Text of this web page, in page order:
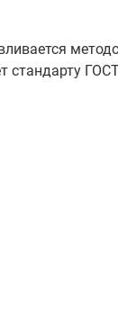
стандарту